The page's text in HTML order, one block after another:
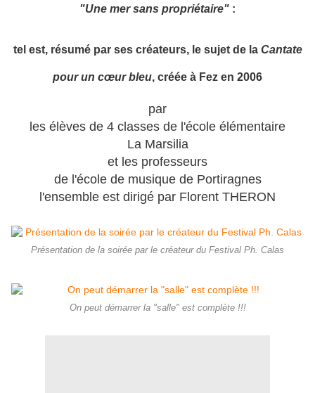
"Une mer sans propriétaire" :
tel est, résumé par ses créateurs, le sujet de la Cantate
pour un cœur bleu, créée à Fez en 2006
par
les élèves de 4 classes de l'école élémentaire
La Marsilia
et les professeurs
de l'école de musique de Portiragnes
l'ensemble est dirigé par Florent THERON
Présentation de la soirée par le créateur du Festival Ph. Calas
On peut démarrer la "salle" est complète !!!